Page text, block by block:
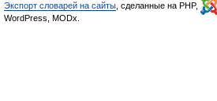
Экспорт словарей на сайты , сделанные на PHP,
WordPress, MODx.